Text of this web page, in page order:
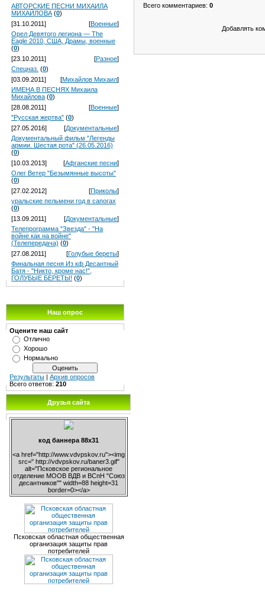
АВТОРСКИЕ ПЕСНИ МИХАИЛА
МИХАЙЛОВА (0)
[31.10.2011]
[Военные]
Орел Девятого легиона — The
Eagle 2010, США, Драмы, военные
(0)
[23.10.2011]
[Разное]
Спецназ. (0)
[03.09.2011]
[Михайлов Михаил]
ИМЕНА В ПЕСНЯХ Михаила
Михайлова (0)
[28.08.2011]
[Военные]
"Русская жертва" (0)
[27.05.2016]
[Документальные]
Документальный фильм "Легенды
армии. Шестая рота" (26.05.2016)
(0)
[10.03.2013]
[Афганские песни]
Олег Ветер "Безымянные высоты"
(0)
[27.02.2012]
[Приколы]
уральские пельмени год в сапогах
(0)
[13.09.2011]
[Документальные]
Телепрограмма "Звезда" - "На
войне как на войне"
(Телепередача) (0)
[27.08.2011]
[Голубые береты]
Финальная песня Из кф Десантный
Батя - "Никто, кроме нас!",
ГОЛУБЫЕ БЕРЕТЫ! (0)
Наш опрос
Оцените наш сайт
Отлично
Хорошо
Нормально
Результаты | Архив опросов
Всего ответов: 210
Друзья сайта
код баннера 88х31
<a href="http://www.vdvpskov.ru"><img
src=" http://vdvpskov.ru/baner3.gif"
alt="Псковское региональное
отделение МООВ ВДВ и ВСпН "Союз
десантников"" width=88 height=31
border=0></a>
Псковская областная общественная
организация защиты прав
потребителей
Всего комментариев: 0
Добавлять